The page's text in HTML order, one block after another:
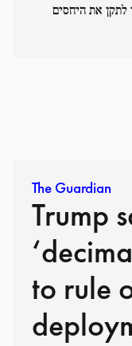
את היחסים
The Guardian
Trump
to rule